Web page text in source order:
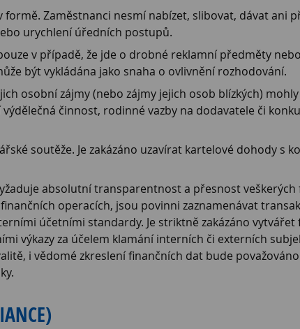
Zaměstnanci nesmí nabízet, slibovat, dávat ani
urychlení úředních postupů.
v případě, že jde o drobné reklamní předměty
být vykládána jako snaha o ovlivnění rozhodování.
osobní zájmy (nebo zájmy jejich osob blízkých)
činnost, rodinné vazby na dodavatele či
soutěže. Je zakázáno uzavírat kartelové dohody s
absolutní transparentnost a přesnost veškerých
operacích, jsou povinni zaznamenávat
účetními standardy. Je striktně zakázáno vytvářet
výkazy za účelem klamání interních či externích
i vědomé zkreslení finančních dat bude